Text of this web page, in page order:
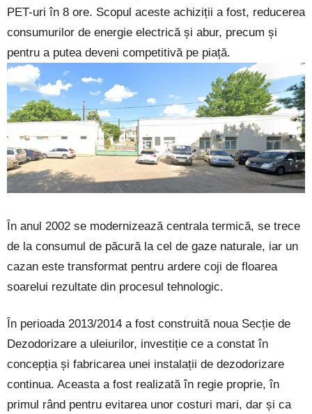
PET-uri în 8 ore. Scopul aceste achiziții a fost, reducerea
consumurilor de energie electrică și abur, precum și
pentru a putea deveni competitivă pe piață.
În anul 2002 se modernizează centrala termică, se trece
de la consumul de păcură la cel de gaze naturale, iar un
cazan este transformat pentru ardere coji de floarea
soarelui rezultate din procesul tehnologic.
În perioada 2013/2014 a fost construită noua Secție de
Dezodorizare a uleiurilor, investiție ce a constat în
concepția și fabricarea unei instalații de dezodorizare
continua. Aceasta a fost realizată în regie proprie, în
primul rând pentru evitarea unor costuri mari, dar și ca